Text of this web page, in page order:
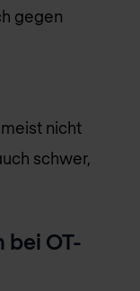
gegen
nicht
schwer,
bei OT-